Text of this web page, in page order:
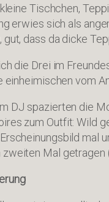
Tischchen,
erwies sich als
dass da dicke
die Drei im
einheimischen vom
DJ spazierten die
zum Outfit: Wild
mal
Mal